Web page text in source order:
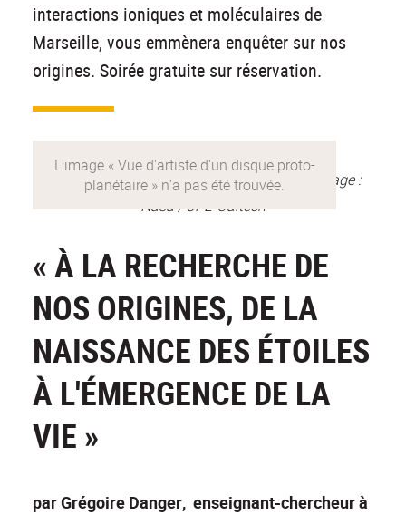
interactions ioniques et moléculaires de
Marseille, vous emmènera enquêter sur nos
origines. Soirée gratuite sur réservation.
Vue d'artiste d'un disque proto-planétaire. Image :
Nasa / JPL-Caltech
« À LA RECHERCHE DE
NOS ORIGINES, DE LA
NAISSANCE DES ÉTOILES
À L'ÉMERGENCE DE LA
VIE »
par Grégoire Danger, enseignant-chercheur à